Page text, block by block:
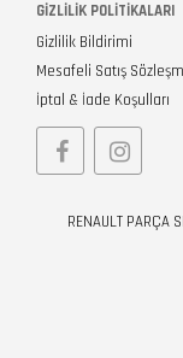
GIZLILIK POLITIKALARI
Gizlilik Bildirimi
Mesafeli Satış
İptal & İade Koşulları
RENAULT